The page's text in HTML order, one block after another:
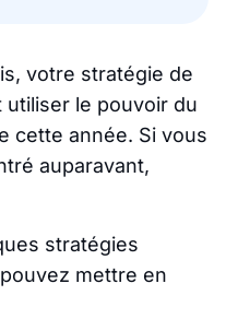
votre stratégie de
utiliser le pouvoir du
cette année. Si vous
auparavant,
stratégies
mettre en